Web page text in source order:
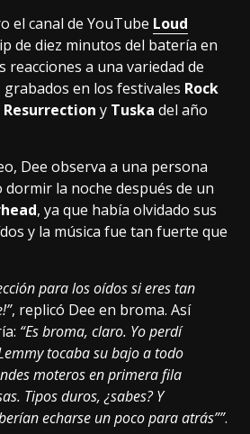
el canal de YouTube Loud
de diez minutos del batería en
reacciones a una variedad de
en los festivales Rock
Resurrection y Tuska del año
Dee observa a una persona
la noche después de un
, ya que había olvidado sus
y la música fue tan fuerte que
para los oídos si eres tan
, replicó Dee en broma. Así
“Es broma, claro. Yo perdí
tocaba su bajo a todo
moteros en primera fila
Tipos duros, ¿sabes? Y
echarse un poco para atrás””.